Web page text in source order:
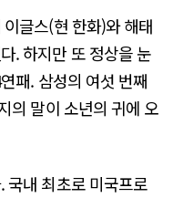
글스(현 한화)와 해태
. 하지만 또 정상을 눈
패. 삼성의 여섯 번째
의 말이 소년의 귀에 오
국내 최초로 미국프로